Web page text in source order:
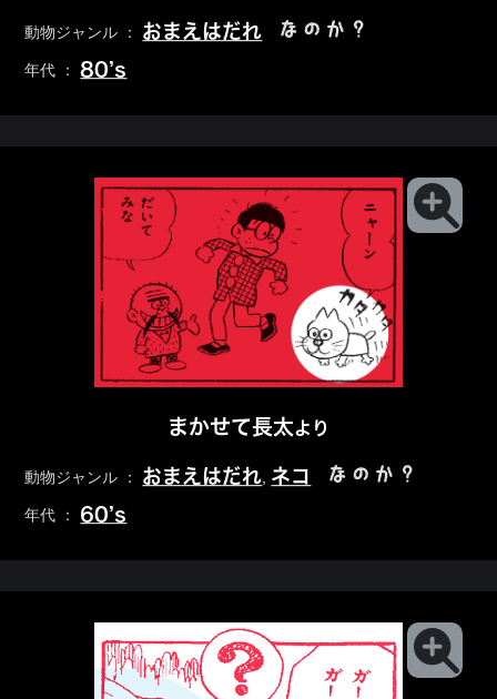
動物ジャンル ： おまえはだれ なのか？
年代 ： 80’s
まかせて長太より
動物ジャンル ： おまえはだれ ネコ なのか？
年代 ： 60’s